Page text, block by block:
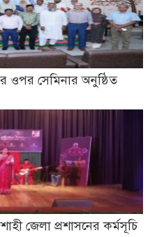
ওপর সেমিনার অনুষ্ঠিত
জেলা প্রশাসনের কর্মসূচি